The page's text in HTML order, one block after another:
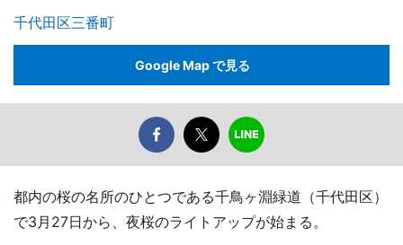
千代田区三番町
Google Map で見る
都内の桜の名所のひとつである千鳥ヶ淵緑道（千代田区）
で3月27日から、夜桜のライトアップが始まる。